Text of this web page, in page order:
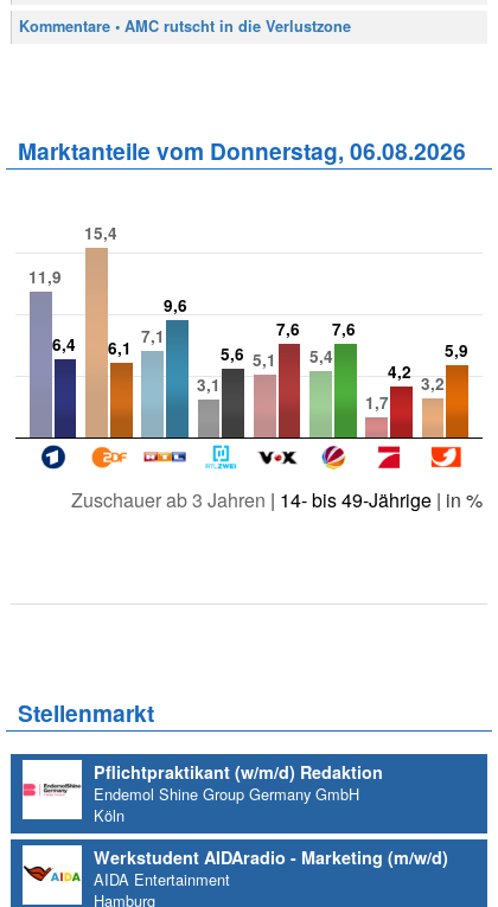
Kommentare • AMC rutscht in die Verlustzone
Marktanteile vom Donnerstag, 06.08.2026
11,9
15,4
7,1
3,1
5,1 5,4
1,7
3,2
6,4 6,1
9,6
5,6
7,6
7,6
4,2
5,9
Zuschauer ab 3 Jahren | 14- bis 49-Jährige| in %
Stellenmarkt
Pflichtpraktikant (w/m/d) Redaktion
Endemol Shine Group Germany GmbH
Köln
Werkstudent AIDAradio - Marketing (m/w/d)
AIDA Entertainment
Hamburg